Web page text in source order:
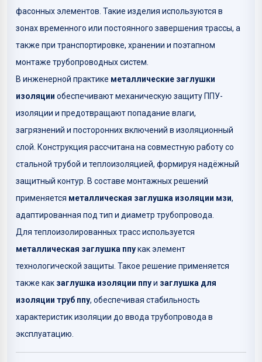
фасонных элементов. Такие изделия используются в
зонах временного или постоянного завершения трассы, а
также при транспортировке, хранении и поэтапном
монтаже трубопроводных систем.
В инженерной практике металлические заглушки
изоляции обеспечивают механическую защиту ППУ-
изоляции и предотвращают попадание влаги,
загрязнений и посторонних включений в изоляционный
слой. Конструкция рассчитана на совместную работу со
стальной трубой и теплоизоляцией, формируя надёжный
защитный контур. В составе монтажных решений
применяется металлическая заглушка изоляции мзи,
адаптированная под тип и диаметр трубопровода.
Для теплоизолированных трасс используется
металлическая заглушка ппукак элемент
технологической защиты. Такое решение применяется
также как заглушка изоляции ппуи заглушка для
изоляции труб ппу, обеспечивая стабильность
характеристик изоляции до ввода трубопровода в
эксплуатацию.